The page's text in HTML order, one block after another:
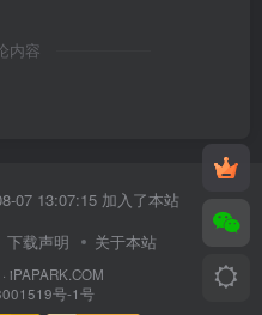
内容
07 13:07:15 加入了本站
07 13:03:36 加入了本站
07 12:19:29 加入了本站
下载声明 关于本站
iPAPARK.COM
号-1号